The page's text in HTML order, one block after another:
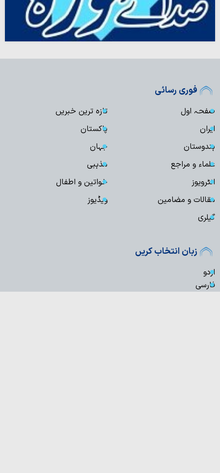
فوری رسائی
صفحہ اول
تازہ ترین خبریں
ایران
پاکستان
ہندوستان
جہان
علماء و مراجع
مذہبی
انٹرویوز
خواتین و اطفال
مقالات و مضامین
ویڈیوز
گیلری
زبان انتخاب کریں
اردو
فارسی